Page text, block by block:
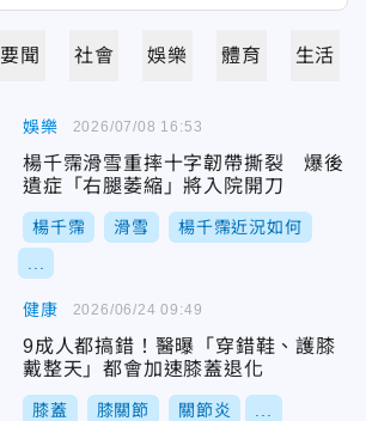
要聞 社會 娛樂 體育 生活
娛樂
楊千霈滑雪重摔十字韌帶撕裂 爆後
遺症「右腿萎縮」將入院開刀
楊千霈 滑雪 楊千霈近況如何
2026/07/08 16:53
健康
9成人都搞錯！醫曝「穿錯鞋、護膝
戴整天」都會加速膝蓋退化
膝蓋 膝關節 關節炎
2026/06/24 09:49